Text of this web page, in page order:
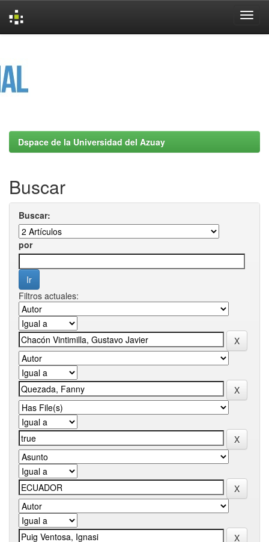
Dspace de la Universidad del Azuay
Buscar
Buscar:
por
Filtros actuales: